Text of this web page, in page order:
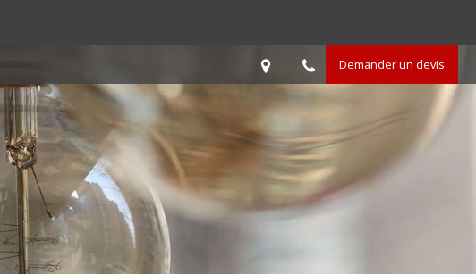
Demander un devis